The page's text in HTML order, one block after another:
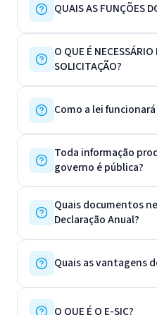
QUAIS AS FUNÇÕES
O QUE É
SOLICITAÇÃO?
Como a lei
Toda informação
governo é pública?
Quais documentos
Declaração Anual?
Quais as vantagens
O QUE É O E-SIC?